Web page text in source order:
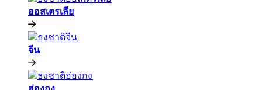
ออสเตรเลีย​​
จีน​​